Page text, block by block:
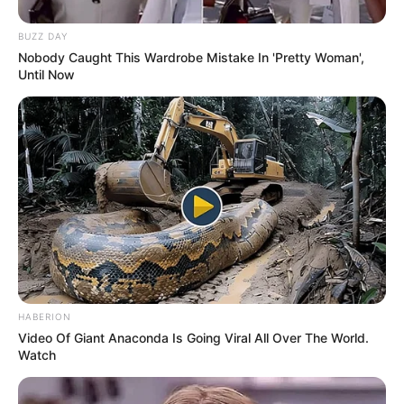
cinq chevaux
7 RAQEEBB
3 LORCAN
8 GREENWOOD
1 SWISS BANK
13 LEV
En cas de non-partant ou pour un champ élargi et par
ordre de préférence:
15 BELLE ANSE
2 LE SAGE
En complément de notre pronostic Quinté+ vous
BUZZ DAY
Nobody Caught This Wardrobe Mistake In 'Pretty Woman',
Until Now
HABERION
Video Of Giant Anaconda Is Going Viral All Over The World.
Watch